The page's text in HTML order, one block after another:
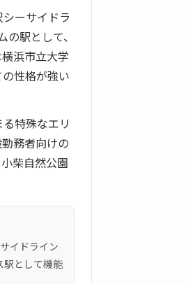
ーサイドラ
駅として、
浜市立大学
性格が強い
特殊なエリ
務者向けの
柴自然公園
イドライン
駅として機能